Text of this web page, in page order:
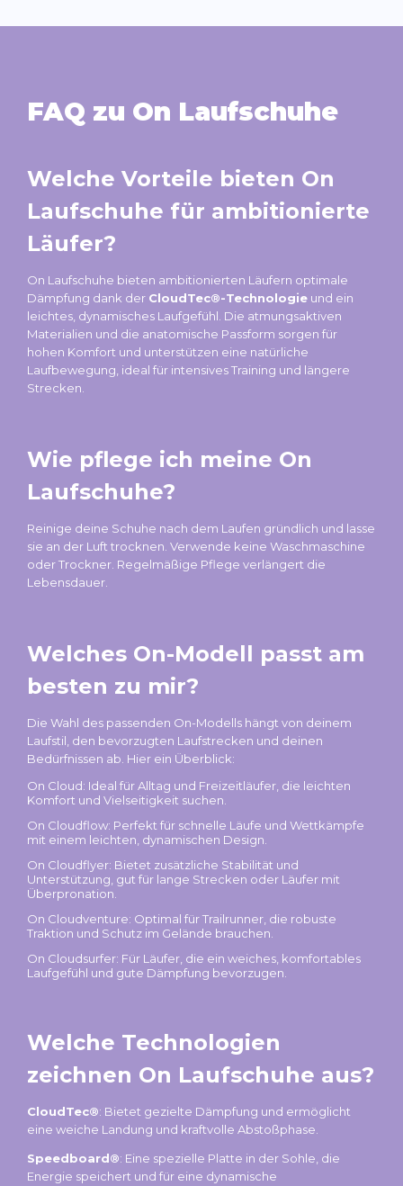
FAQ zu On Laufschuhe
Welche Vorteile bieten On
Laufschuhe für ambitionierte
Läufer?
On Laufschuhe bieten ambitionierten Läufern optimale
Dämpfung dank der CloudTec®-Technologie und ein
leichtes, dynamisches Laufgefühl. Die atmungsaktiven
Materialien und die anatomische Passform sorgen für
hohen Komfort und unterstützen eine natürliche
Laufbewegung, ideal für intensives Training und längere
Strecken.
Wie pflege ich meine On
Laufschuhe?
Reinige deine Schuhe nach dem Laufen gründlich und lasse
sie an der Luft trocknen. Verwende keine Waschmaschine
oder Trockner. Regelmäßige Pflege verlängert die
Lebensdauer.
Welches On-Modell passt am
besten zu mir?
Die Wahl des passenden On-Modells hängt von deinem
Laufstil, den bevorzugten Laufstrecken und deinen
Bedürfnissen ab. Hier ein Überblick:
On Cloud: Ideal für Alltag und Freizeitläufer, die leichten
Komfort und Vielseitigkeit suchen.
On Cloudflow: Perfekt für schnelle Läufe und Wettkämpfe
mit einem leichten, dynamischen Design.
On Cloudflyer: Bietet zusätzliche Stabilität und
Unterstützung, gut für lange Strecken oder Läufer mit
Überpronation.
On Cloudventure: Optimal für Trailrunner, die robuste
Traktion und Schutz im Gelände brauchen.
On Cloudsurfer: Für Läufer, die ein weiches, komfortables
Laufgefühl und gute Dämpfung bevorzugen.
Welche Technologien
zeichnen On Laufschuhe aus?
CloudTec®: Bietet gezielte Dämpfung und ermöglicht
eine weiche Landung und kraftvolle Abstoßphase.
Speedboard®: Eine spezielle Platte in der Sohle, die
Energie speichert und für eine dynamische